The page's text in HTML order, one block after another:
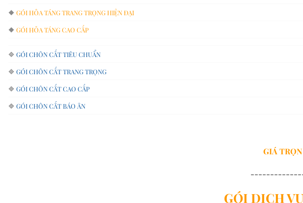
🔶 GÓI HỎA TÁNG TRANG TRỌNG HIỆN ĐẠI
🔶 GÓI HỎA TÁNG CAO CẤP
🔷 GÓI CHÔN CẤT TIÊU CHUẨN
🔷 GÓI CHÔN CẤT TRANG TRỌNG
🔷 GÓI CHÔN CẤT CAO CẤP
🔷 GÓI CHÔN CẤT BÁO ÂN
GIÁ
GÓI DỊCH